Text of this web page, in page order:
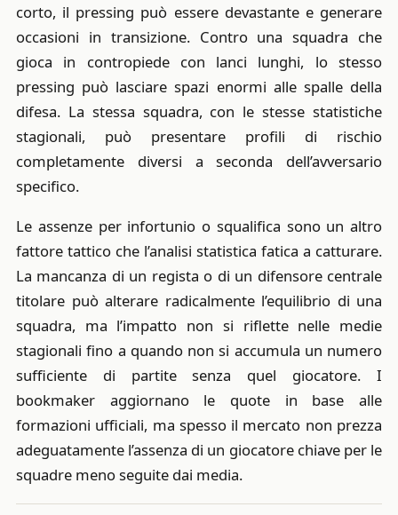
corto, il pressing può essere devastante e generare
occasioni in transizione. Contro una squadra che
gioca in contropiede con lanci lunghi, lo stesso
pressing può lasciare spazi enormi alle spalle della
difesa. La stessa squadra, con le stesse statistiche
stagionali, può presentare profili di rischio
completamente diversi a seconda dell’avversario
specifico.
Le assenze per infortunio o squalifica sono un altro
fattore tattico che l’analisi statistica fatica a catturare.
La mancanza di un regista o di un difensore centrale
titolare può alterare radicalmente l’equilibrio di una
squadra, ma l’impatto non si riflette nelle medie
stagionali fino a quando non si accumula un numero
sufficiente di partite senza quel giocatore. I
bookmaker aggiornano le quote in base alle
formazioni ufficiali, ma spesso il mercato non prezza
adeguatamente l’assenza di un giocatore chiave per le
squadre meno seguite dai media.